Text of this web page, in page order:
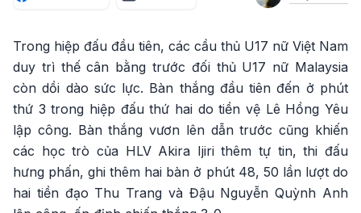
Trong hiệp đấu đầu tiên, các cầu thủ U17 nữ Việt Nam
duy trì thế cân bằng trước đối thủ U17 nữ Malaysia
còn dồi dào sức lực. Bàn thắng đầu tiên đến ở phút
thứ 3 trong hiệp đấu thứ hai do tiền vệ Lê Hồng Yêu
lập công. Bàn thắng vươn lên dẫn trước cũng khiến
các học trò của HLV Akira Ijiri thêm tự tin, thi đấu
hưng phấn, ghi thêm hai bàn ở phút 48, 50 lần lượt do
hai tiền đạo Thu Trang và Đậu Nguyễn Quỳnh Anh